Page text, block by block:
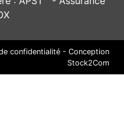
confidentialité - Conception
Stock2Com